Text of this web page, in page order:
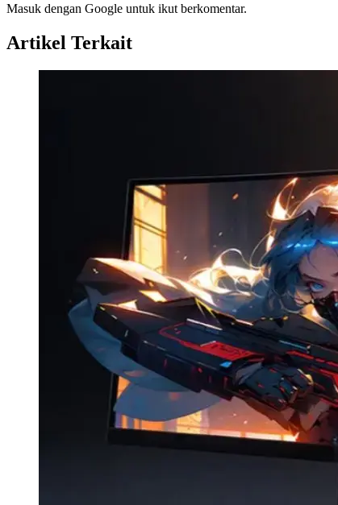
Masuk dengan Google untuk ikut berkomentar.
Artikel Terkait